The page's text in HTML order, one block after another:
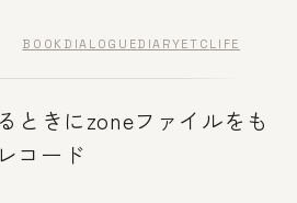
BOOK DIALOGUEDIARYETC LIFE
ときにzoneファイルをも
コード